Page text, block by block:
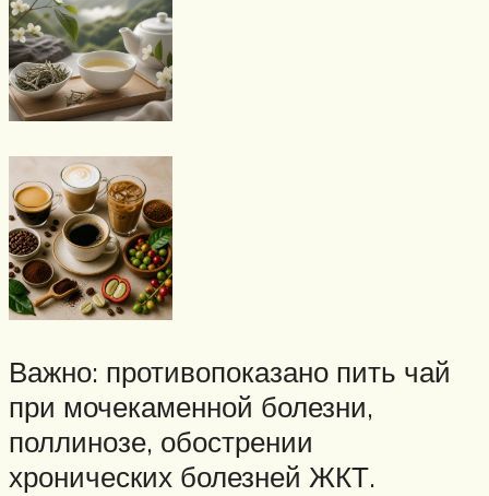
Важно: противопоказано пить чай
при мочекаменной болезни,
поллинозе, обострении
хронических болезней ЖКТ.